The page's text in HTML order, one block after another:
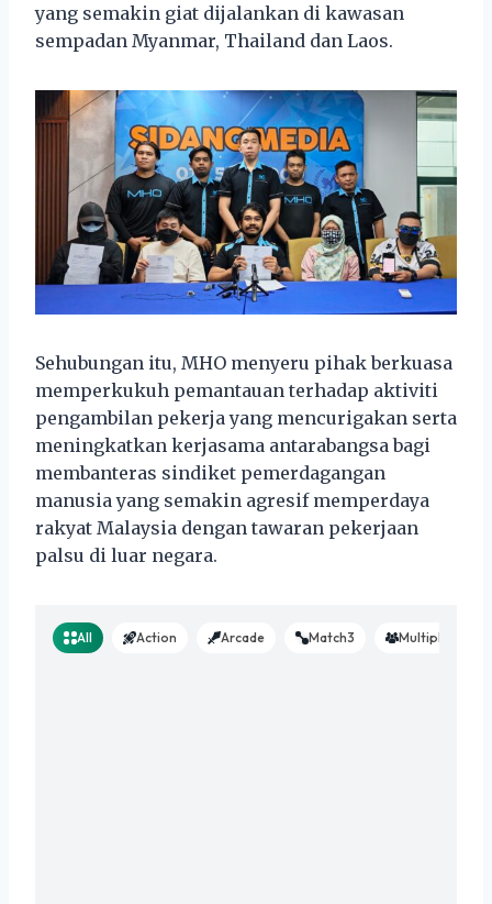
yang semakin giat dijalankan di kawasan
sempadan Myanmar, Thailand dan Laos.
Sehubungan itu, MHO menyeru pihak berkuasa
memperkukuh pemantauan terhadap aktiviti
pengambilan pekerja yang mencurigakan serta
meningkatkan kerjasama antarabangsa bagi
membanteras sindiket pemerdagangan
manusia yang semakin agresif memperdaya
rakyat Malaysia dengan tawaran pekerjaan
palsu di luar negara.